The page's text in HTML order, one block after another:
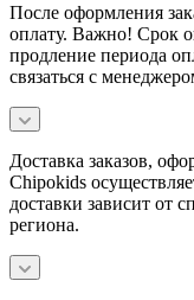
После оформления
оплату. Важно! Срок
продление периода
связаться с
Доставка заказов,
Chipokids
доставки зависит от
региона.